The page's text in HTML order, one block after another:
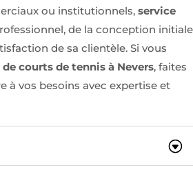
ou institutionnels,service
de la conception initiale
de sa clientèle. Si vous
courts de tennis à Nevers, faites
à vos besoins avec expertise et